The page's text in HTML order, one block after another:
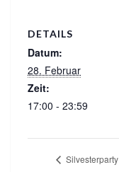
DETAILS
Datum:
28. Februar
Zeit:
17:00 - 23:59
Silvesterparty